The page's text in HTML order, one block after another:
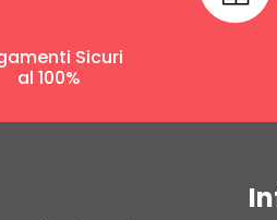
Sicuri
al 100%